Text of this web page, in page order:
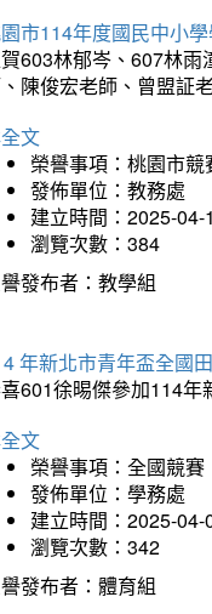
市114年度國民中小
603林郁岑、607林雨
陳俊宏老師、曾盟証
文
榮譽事項：桃園市競
發佈單位：教務處
建立時間：2025-04-
瀏覽次數：384
發布者：教學組
年新北市青年盃全國
601徐晹傑參加114年
文
榮譽事項：全國競賽
發佈單位：學務處
建立時間：2025-04-
瀏覽次數：342
發布者：體育組